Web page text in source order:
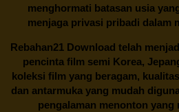
menghormati batasan usia
menjaga privasi pribadi dalam
Rebahan21Download telah
pencinta film semi Korea,
koleksi film yang beragam,
dan antarmuka yang mudah
pengalaman menonton yang